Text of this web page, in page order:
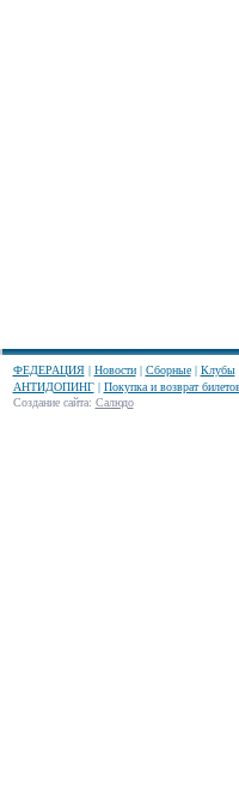
ФЕДЕРАЦИЯ| Новости| Сборные| Клубы
АНТИДОПИНГ| Покупка и возврат
Создание сайта: Салюдо